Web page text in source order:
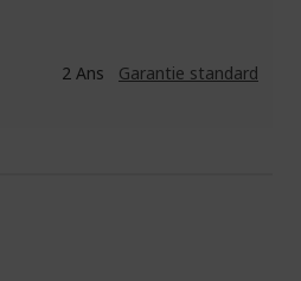
2 Ans Garantie standard